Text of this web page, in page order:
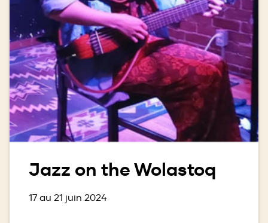
Jazz on the Wolastoq
17 au 21 juin 2024